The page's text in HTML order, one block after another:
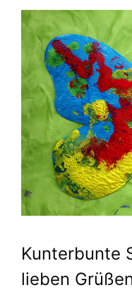
Kunterbunte
lieben